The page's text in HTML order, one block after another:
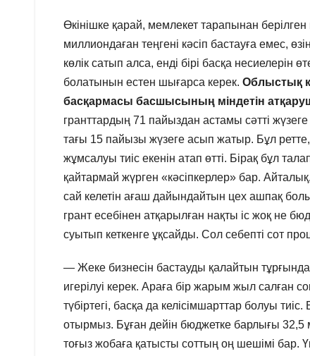
Өкінішке қарай, мемлекет тарапынан
миллиондаған теңгені кәсіп бастауға емес,
көлік сатып алса, енді бірі басқа несиелерін
болатынын естен шығарса керек. Облыстық
басқармасы басшысының міндетін
гранттардың 71 пайыздан астамы сәтті
тағы 15 пайызы жүзеге асып жатыр. Бұл
жұмсалуы тиіс екенін атап өтті. Бірақ бұл
қайтармай жүрген «кәсіпкерлер» бар.
сай келетін ағаш дайындайтын цех ашпақ
грант есебінен атқарылған нақты іс жоқ не
суытып кеткенге ұқсайды. Сол себепті сот
— Жеке бизнесін бастауды қалайтын
игерілуі керек. Араға бір жарым жыл салған
түбіртегі, басқа да келісімшарттар болуы
отырмыз. Бұған дейін бюджетке барлығы
тоғыз жобаға қатысты соттың оң шешімі